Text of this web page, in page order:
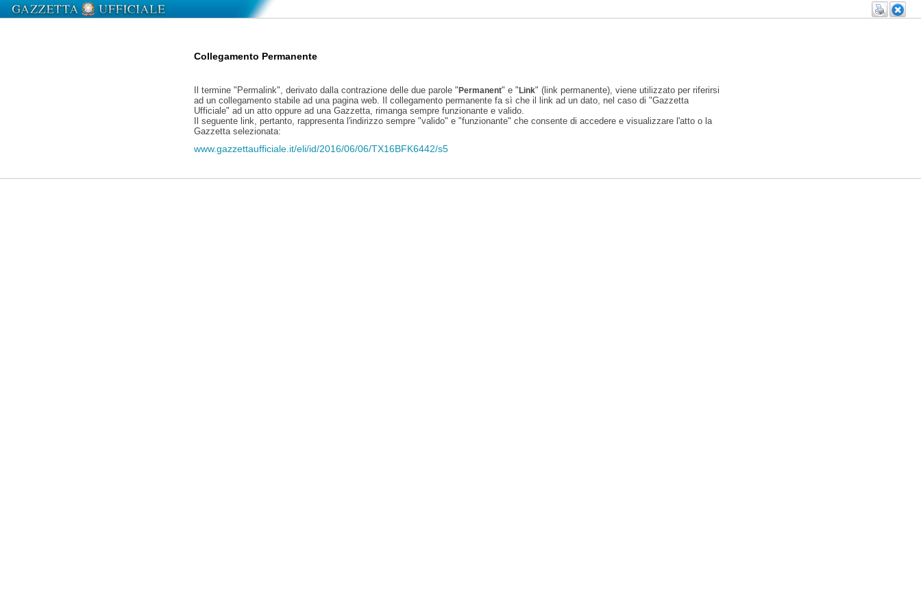
Collegamento Permanente
Il termine "Permalink", derivato dalla contrazione delle due parole "Permanent" e "Link" (link permanente), viene utilizzato per riferirsi
ad un collegamento stabile ad una pagina web. Il collegamento permanente fa sì che il link ad un dato, nel caso di "Gazzetta
Ufficiale" ad un atto oppure ad una Gazzetta, rimanga sempre funzionante e valido.
Il seguente link, pertanto, rappresenta l'indirizzo sempre "valido" e "funzionante" che consente di accedere e visualizzare l'atto o la
Gazzetta selezionata:
www.gazzettaufficiale.it/eli/id/2016/06/06/TX16BFK6442/s5